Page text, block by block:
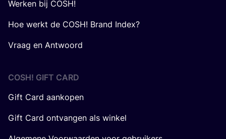
Werken bij COSH!
Hoe werkt de COSH! Brand Index?
Vraag en Antwoord
COSH! GIFT CARD
Gift Card aankopen
Gift Card ontvangen als winkel